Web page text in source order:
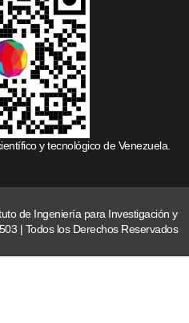
y tecnológico de Venezuela.
de Ingeniería para Investigación y
| Todos los Derechos Reservados